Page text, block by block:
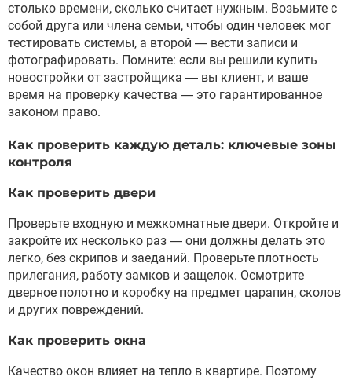
столько времени, сколько считает нужным. Возьмите с
собой друга или члена семьи, чтобы один человек мог
тестировать системы, а второй — вести записи и
фотографировать. Помните: если вы решили купить
новостройки от застройщика — вы клиент, и ваше
время на проверку качества — это гарантированное
законом право.
Как проверить каждую деталь: ключевые зоны
контроля
Как проверить двери
Проверьте входную и межкомнатные двери. Откройте и
закройте их несколько раз — они должны делать это
легко, без скрипов и заеданий. Проверьте плотность
прилегания, работу замков и защелок. Осмотрите
дверное полотно и коробку на предмет царапин, сколов
и других повреждений.
Как проверить окна
Качество окон влияет на тепло в квартире. Поэтому